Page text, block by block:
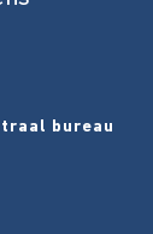
bureau